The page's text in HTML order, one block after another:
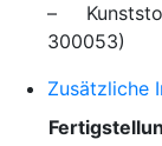
–
300053)
Zusätzliche